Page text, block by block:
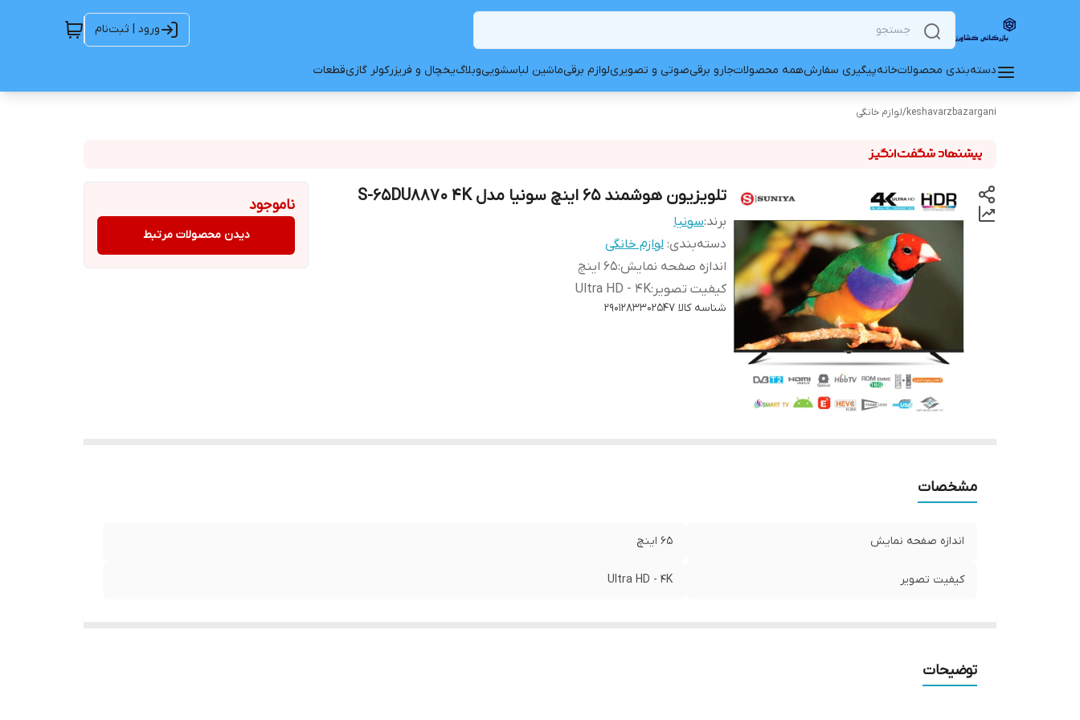
ورود | ثبت‌نام
دسته‌بندی محصولاتخانهپیگیری سفارشهمه محصولاتجارو برقیصوتی و تصویریلوازم برقیماشین لباسشوییوبلاگیخچال و فریزرکولر گازیقطعات
keshavarzbazargani
/لوازم خانگی
تلویزیون هوشمند 65 اینچ سونیا مدل S-65DU8870 4K
برند:سونیا
دسته‌بندی: لوازم خانگی
اندازه صفحه نمایش:۶۵ اینچ
کیفیت تصویر :
Ultra HD - 4K
شناسه کالا 2901283302547
ناموجود
دیدن محصولات مرتبط
مشخصات
اندازه صفحه نمایش ۶۵ اینچ
کیفیت تصویر Ultra HD - 4K
توضیحات